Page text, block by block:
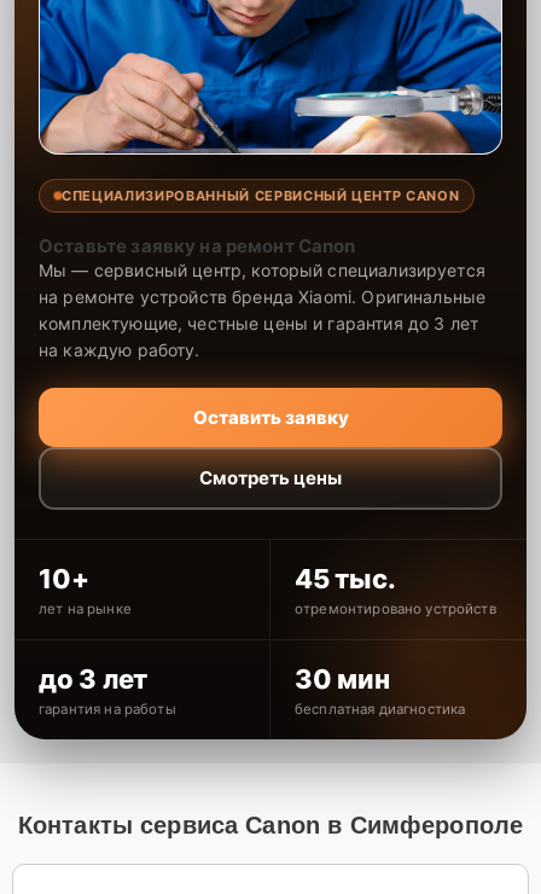
СПЕЦИАЛИЗИРОВАННЫЙ СЕРВИСНЫЙ ЦЕНТР CANON
Оставьте заявку на ремонт Canon
Мы — сервисный центр, который специализируется
на ремонте устройств бренда Xiaomi. Оригинальные
комплектующие, честные цены и гарантия до 3 лет
на каждую работу.
Оставить заявку
Смотреть цены
10+
лет на рынке
45 тыс.
отремонтировано устройств
до 3 лет
гарантия на работы
30 мин
бесплатная диагностика
Контакты сервиса Canon в Симферополе